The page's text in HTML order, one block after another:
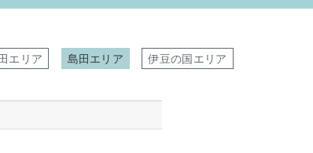
エリア 島田エリア 伊豆の国エリア